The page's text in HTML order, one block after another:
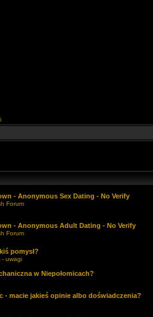
- Anonymous Sex Dating - No Verify
Forum
- Anonymous Adult Dating - No Verify
Forum
pomysł?
- uwagi
w Niepołomicach?
- macie jakieś opinie albo doświadczenia?